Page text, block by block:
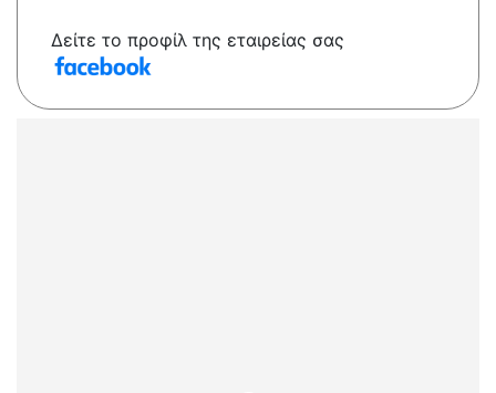
Δείτε το προφίλ της εταιρείας σας